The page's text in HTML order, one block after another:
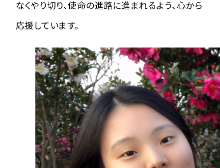
なくやり切り、使命の進路に進まれるよう、心から
応援しています。